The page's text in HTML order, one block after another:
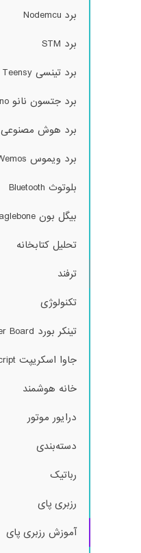
برد Nodemcu
برد STM
برد تینسی Teensy
برد جتسون نانو Jetson Nano
برد هوش مصنوعی Sipeed
برد ویموس Wemos
بلوتوث Bluetooth
بیگل بون Beaglebone
تحلیل کتابخانه
ترفند
تکنولوژی
تینکر بورد Tinker Board
جاوا اسکریپت Javascript
خانه هوشمند
درایور موتور
دسته‌بندی
رباتیک
رزبری پای
آموزش رزبری پای